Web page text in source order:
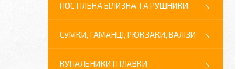
ПОСТІЛЬНА БІЛИЗНА ТА РУШНИКИ
СУМКИ, ГАМАНЦІ, РЮКЗАКИ, ВАЛІЗИ
КУПАЛЬНИКИ І ПЛАВКИ